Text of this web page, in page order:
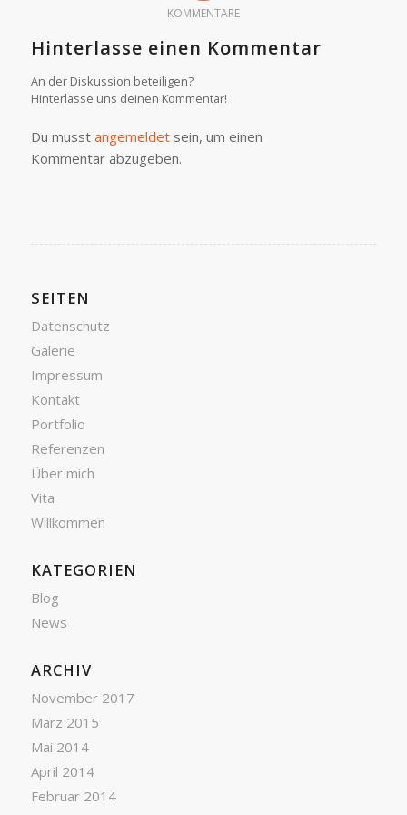
KOMMENTARE
Hinterlasse einen Kommentar
An der Diskussion beteiligen?
Hinterlasse uns deinen Kommentar!
Du musst angemeldetsein, um einen
Kommentar abzugeben.
SEITEN
Datenschutz
Galerie
Impressum
Kontakt
Portfolio
Referenzen
Über mich
Vita
Willkommen
KATEGORIEN
Blog
News
ARCHIV
November 2017
März 2015
Mai 2014
April 2014
Februar 2014